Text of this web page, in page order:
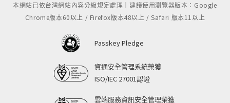
本網站已依台灣網站內容分級規定處理｜建議使用瀏覽器版本：Google
Chrome版本60以上 / Firefox版本48以上 / Safari 版本11以上
Passkey Pledge
資通安全管理系統榮獲
ISO/IEC 27001認證
雲端服務資訊安全管理榮獲